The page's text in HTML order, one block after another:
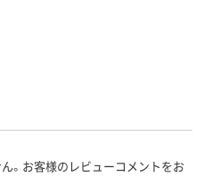
。お客様のレビューコメントをお